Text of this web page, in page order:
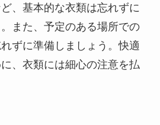
、基本的な衣類は忘れずに
また、予定のある場所での
ずに準備しましょう。快適
、衣類には細心の注意を払